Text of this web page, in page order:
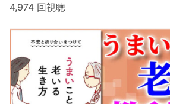
4,974 回視聴